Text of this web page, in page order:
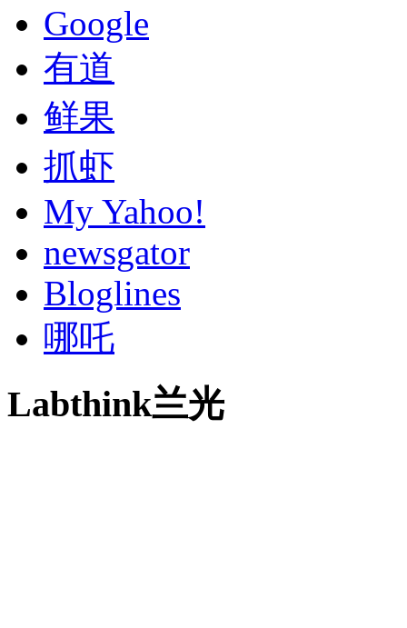
Google
有道
鲜果
抓虾
My Yahoo!
newsgator
Bloglines
哪吒
Labthink兰光